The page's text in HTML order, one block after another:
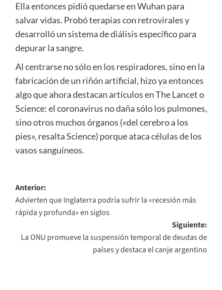
Ella entonces pidió quedarse en Wuhan para
salvar vidas. Probó terapias con retrovirales y
desarrolló un sistema de diálisis específico para
depurar la sangre.
Al centrarse no sólo en los respiradores, sino en la
fabricación de un riñón artificial, hizo ya entonces
algo que ahora destacan artículos en The Lancet o
Science: el coronavirus no daña sólo los pulmones,
sino otros muchos órganos («del cerebro a los
pies», resalta Science) porque ataca células de los
vasos sanguíneos.
Navegación
de
entradas
Anterior:
Advierten que Inglaterra podría sufrir la «recesión más
rápida y profunda» en siglos
Siguiente:
La ONU promueve la suspensión temporal de deudas de
países y destaca el canje argentino